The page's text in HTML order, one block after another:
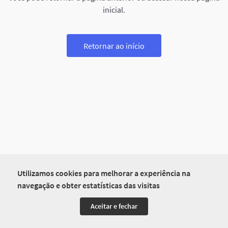
Utilizamos cookies para melhorar a experiência na
navegação e obter estatísticas das visitas
Aceitar e fechar
inicial.
Retornar ao início